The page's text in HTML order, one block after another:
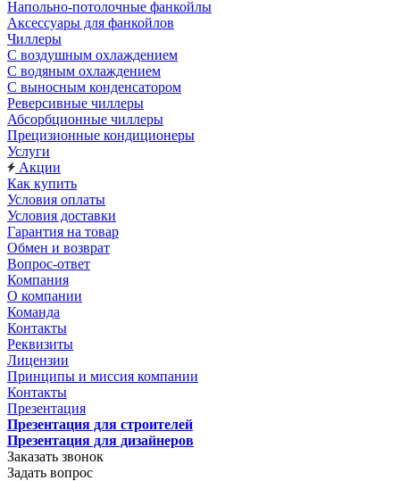
Напольно-потолочные фанкойлы
Аксессуары для фанкойлов
Чиллеры
С воздушным охлаждением
С водяным охлаждением
С выносным конденсатором
Реверсивные чиллеры
Абсорбционные чиллеры
Прецизионные кондиционеры
Услуги
Акции
Как купить
Условия оплаты
Условия доставки
Гарантия на товар
Обмен и возврат
Вопрос-ответ
Компания
О компании
Команда
Контакты
Реквизиты
Лицензии
Принципы и миссия компании
Контакты
Презентация
Презентация для строителей
Презентация для дизайнеров
Заказать звонок
Задать вопрос